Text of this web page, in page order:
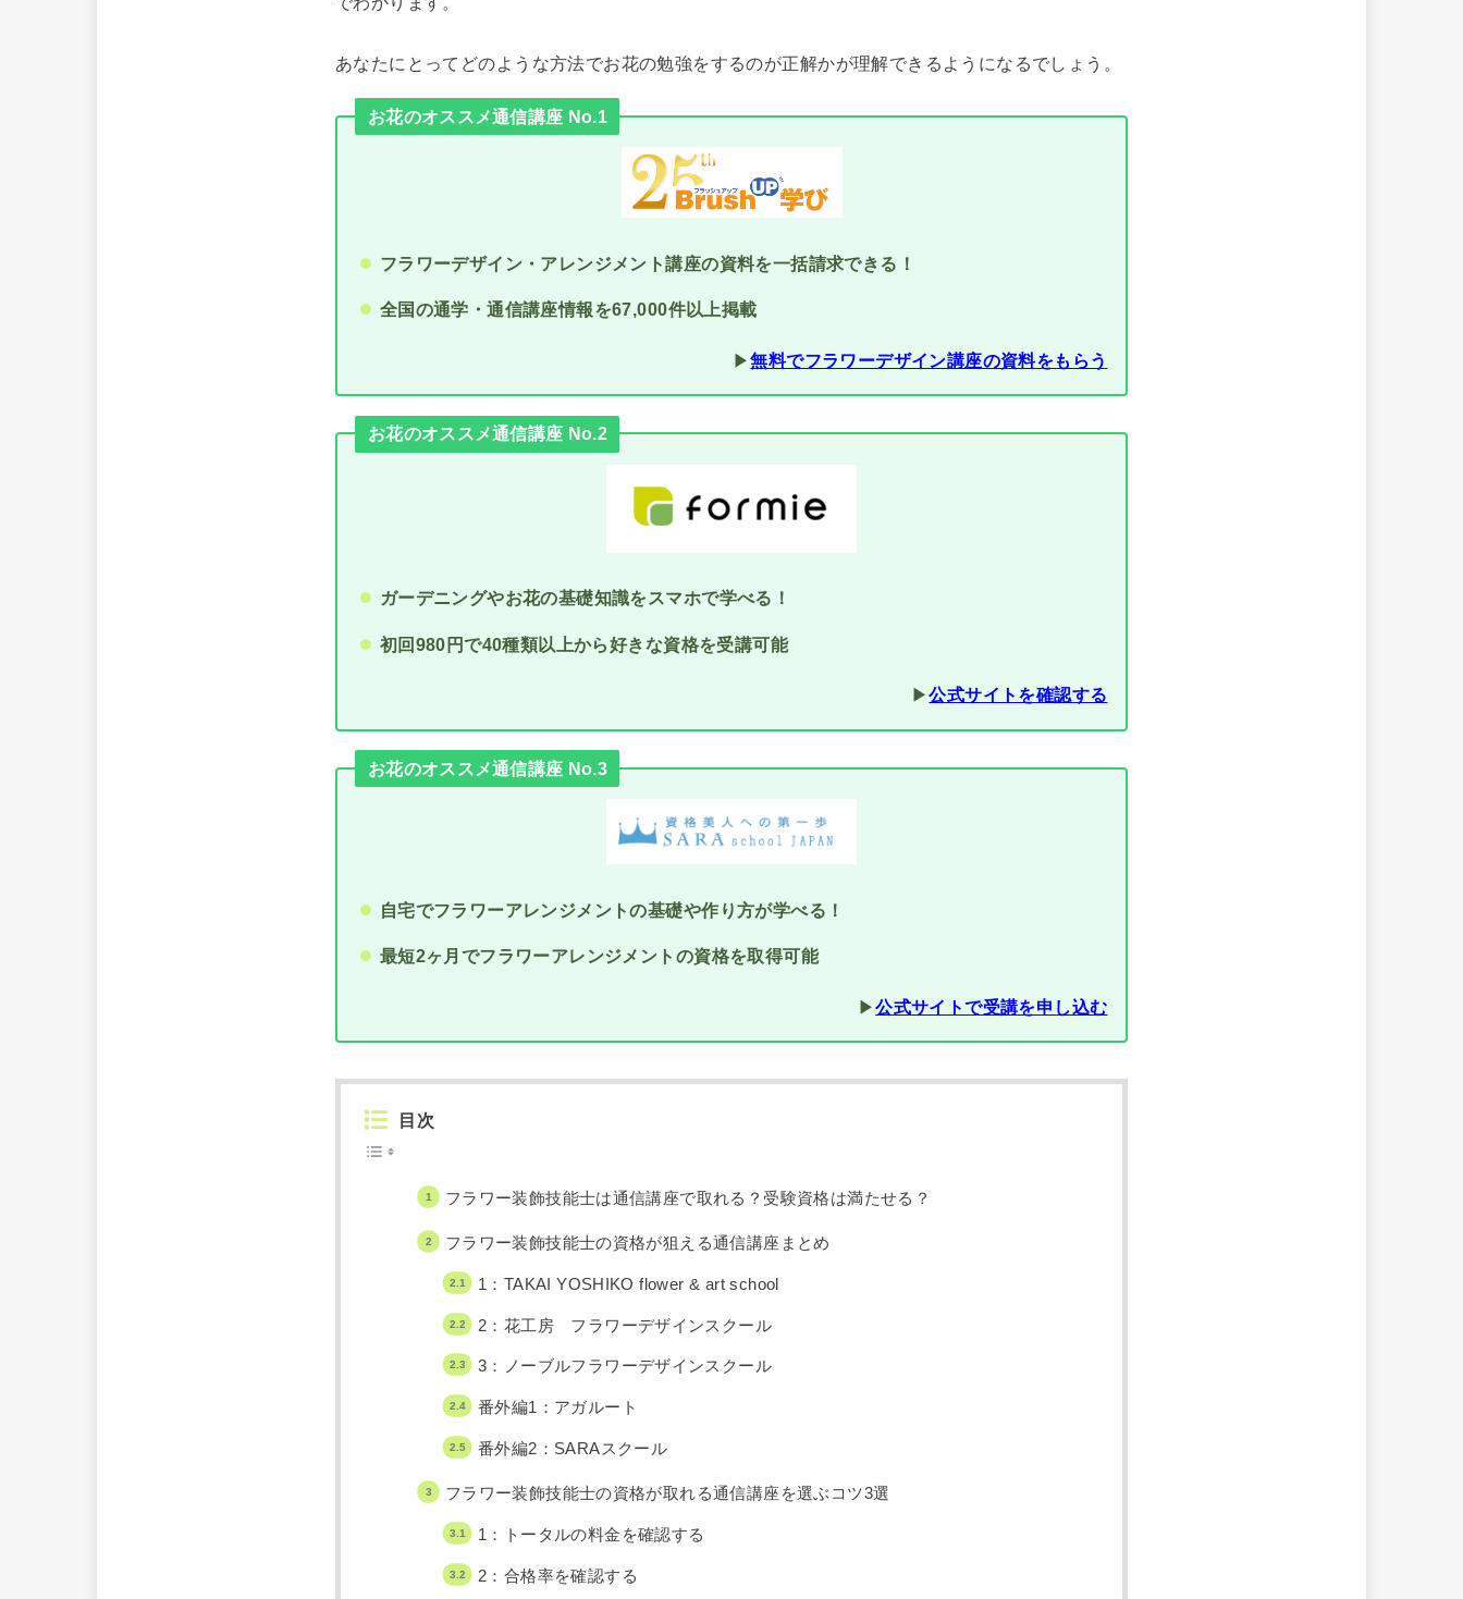
あなたにとってどのような方法でお花の勉強をするのが正解かが理解できるようになるでしょう。
お花のオススメ通信講座 No.1
フラワーデザイン・アレンジメント講座の資料を一括請求できる！
全国の通学・通信講座情報を67,000件以上掲載
▶︎無料でフラワーデザイン講座の資料をもらう
お花のオススメ通信講座 No.2
ガーデニングやお花の基礎知識をスマホで学べる！
初回980円で40種類以上から好きな資格を受講可能
▶︎公式サイトを確認する
お花のオススメ通信講座 No.3
自宅でフラワーアレンジメントの基礎や作り方が学べる！
最短2ヶ月でフラワーアレンジメントの資格を取得可能
▶︎公式サイトで受講を申し込む
目次
フラワー装飾技能士は通信講座で取れる？受験資格は満たせる？
フラワー装飾技能士の資格が狙える通信講座まとめ
1：TAKAI YOSHIKO flower & art school
2：花工房 フラワーデザインスクール
3：ノーブルフラワーデザインスクール
番外編1：アガルート
番外編2：SARAスクール
フラワー装飾技能士の資格が取れる通信講座を選ぶコツ3選
1：トータルの料金を確認する
2：合格率を確認する